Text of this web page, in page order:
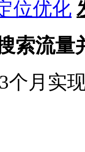
位优化
索流量
个月实